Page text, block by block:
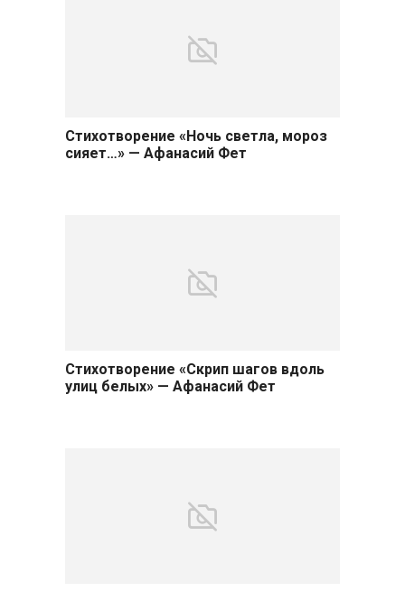
Стихотворение «Ночь светла, мороз
сияет…» — Афанасий Фет
Стихотворение «Скрип шагов вдоль
улиц белых» — Афанасий Фет